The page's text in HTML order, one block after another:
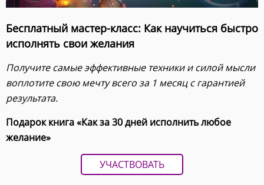
Бесплатный мастер-класс: Как научиться быстро
исполнять свои желания
Получите самые эффективные техники и силой мысли
воплотите свою мечту всего за 1 месяц с гарантией
результата.
Подарок книга «Как за 30 дней исполнить любое
желание»
УЧАСТВОВАТЬ